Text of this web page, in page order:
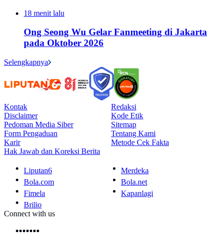
18 menit lalu
Ong Seong Wu Gelar Fanmeeting di Jakarta
pada Oktober 2026
Selengkapnya
Kontak
Redaksi
Disclaimer
Kode Etik
Pedoman Media Siber
Sitemap
Form Pengaduan
Tentang Kami
Karir
Metode Cek Fakta
Hak Jawab dan Koreksi Berita
Liputan6
Merdeka
Bola.com
Bola.net
Fimela
Kapanlagi
Brilio
Connect with us